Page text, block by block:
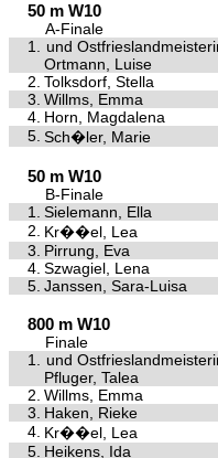
50 m W10
A-Finale
1.
und
Ortmann, Luise
2. Tolksdorf, Stella
3. Willms, Emma
4. Horn, Magdalena
5. Sch�ler, Marie
50 m W10
B-Finale
1.
Sielemann, Ella
2. Kr��el, Lea
3. Pirrung, Eva
4. Szwagiel, Lena
5. Janssen, Sara-Luisa
800 m W10
Finale
1.
und
Pfluger, Talea
2. Willms, Emma
3. Haken, Rieke
4. Kr��el, Lea
5. Heikens, Ida